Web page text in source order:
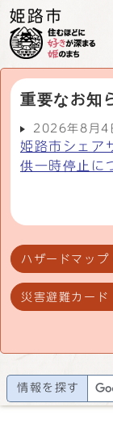
重要なお知
2026年8月4
姫路市シェア
供一時停止に
ハザードマップ
災害避難カード
情報を探す